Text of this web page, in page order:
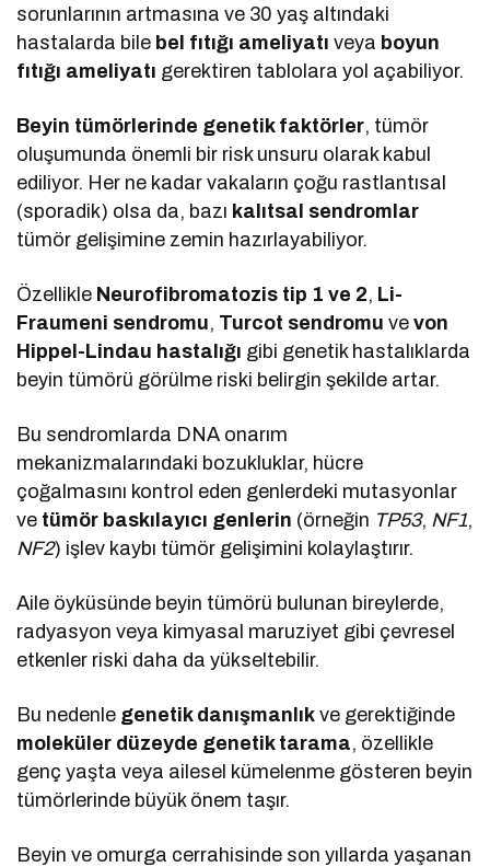
sorunlarının artmasına ve 30 yaş altındaki
hastalarda bile bel fıtığı ameliyatı veya boyun
fıtığı ameliyatı gerektiren tablolara yol açabiliyor.
Beyin tümörlerinde genetik faktörler, tümör
oluşumunda önemli bir risk unsuru olarak kabul
ediliyor. Her ne kadar vakaların çoğu rastlantısal
(sporadik) olsa da, bazı kalıtsal sendromlar
tümör gelişimine zemin hazırlayabiliyor.
Özellikle Neurofibromatozis tip 1 ve 2, Li-
Fraumeni sendromu, Turcot sendromu vevon
Hippel-Lindau hastalığı gibi genetik hastalıklarda
beyin tümörü görülme riski belirgin şekilde artar.
Bu sendromlarda DNA onarım
mekanizmalarındaki bozukluklar, hücre
çoğalmasını kontrol eden genlerdeki mutasyonlar
ve tümör baskılayıcı genlerin (örneğin TP53, NF1,
NF2) işlev kaybı tümör gelişimini kolaylaştırır.
Aile öyküsünde beyin tümörü bulunan bireylerde,
radyasyon veya kimyasal maruziyet gibi çevresel
etkenler riski daha da yükseltebilir.
Bu nedenle genetik danışmanlık ve gerektiğinde
moleküler düzeyde genetik tarama, özellikle
genç yaşta veya ailesel kümelenme gösteren beyin
tümörlerinde büyük önem taşır.
Beyin ve omurga cerrahisinde son yıllarda yaşanan